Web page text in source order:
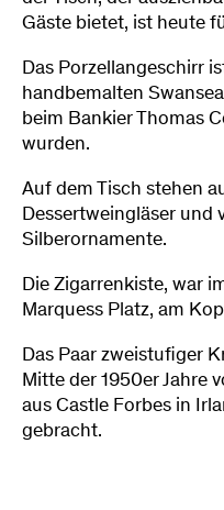
Gäste bietet, ist heute
Das Porzellangeschirr
handbemalten
beim Bankier Thomas
wurden.
Auf dem Tisch stehen
Dessertweingläser und
Silberornamente.
Die Zigarrenkiste, war
Marquess Platz, am
Das Paar zweistufiger
Mitte der 1950er Jahre
aus Castle Forbes in
gebracht.